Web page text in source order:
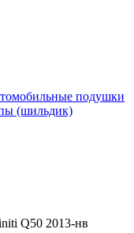
подушки
(шильдик)
Q50 2013-нв